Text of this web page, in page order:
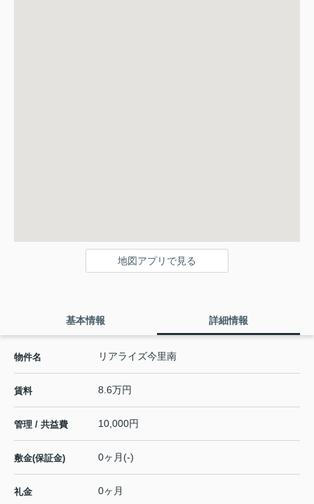
地図アプリで見る
基本情報 詳細情報
物件名 リアライズ今里南
賃料 8.6万円
管理 / 共益費 10,000円
敷金(保証金) 0ヶ月(-)
礼金 0ヶ月